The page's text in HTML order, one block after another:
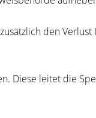
den
Diese leitet die